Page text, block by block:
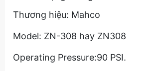
Thương hiệu: Mahco
Model: ZN-308 hay ZN308
Operating Pressure:90 PSI.